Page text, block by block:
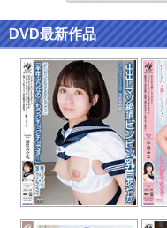
DVD最新作品